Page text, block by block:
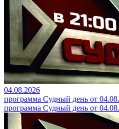
04.08.2026
программа Судный день от
программа Судный день от